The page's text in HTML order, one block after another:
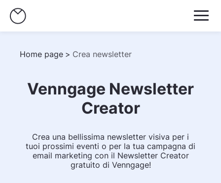
Home page > Crea newsletter
Venngage Newsletter
Creator
Crea una bellissima newsletter visiva per i
tuoi prossimi eventi o per la tua campagna di
email marketing con il Newsletter Creator
gratuito di Venngage!